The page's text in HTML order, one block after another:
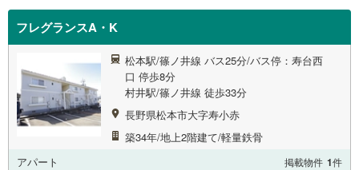
フレグランスA・K
松本駅/篠ノ井線 バス25分/バス停：寿台西
口 停歩8分
村井駅/篠ノ井線 徒歩33分
長野県松本市大字寿小赤
築34年/地上2階建て/軽量鉄骨
アパート
掲載物件 1件